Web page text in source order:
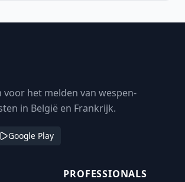
het melden van wespen-
in België en Frankrijk.
Google Play
PROFESSIONALS